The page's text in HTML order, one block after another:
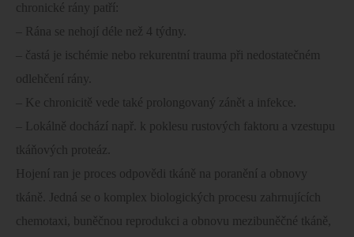
chronické rány patří:
– Rána se nehojí déle než 4 týdny.
– častá je ischémie nebo rekurentní trauma při nedostatečném
odlehčení rány.
– Ke chronicitě vede také prolongovaný zánět a infekce.
– Lokálně dochází např. k poklesu rustových faktoru a vzestupu
tkáňových proteáz.
Hojení ran je proces odpovědi tkáně na poranění a obnovy
tkáně. Jedná se o komplex biologických procesu zahrnujících
chemotaxi, buněčnou reprodukci a obnovu mezibuněčné tkáně,